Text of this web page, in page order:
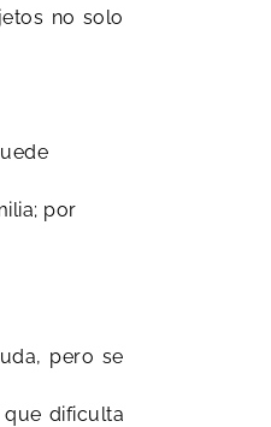
no solo
por
pero se
dificulta